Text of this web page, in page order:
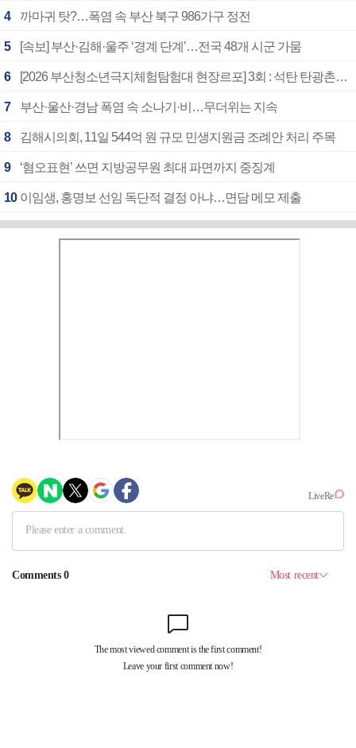
4 까마귀 탓?…폭염 속 부산 북구 986가구 정전
5 [속보] 부산·김해·울주 ‘경계 단계’…전국 48개 시군 가뭄
6 [2026 부산청소년극지체험탐험대 현장르포] 3회 : 석탄 탄광촌에서 북극 연구의 중심지로
7 부산·울산·경남 폭염 속 소나기·비…무더위는 지속
8 김해시의회, 11일 544억 원 규모 민생지원금 조례안 처리 주목
9 ‘혐오표현’ 쓰면 지방공무원 최대 파면까지 중징계
10 이임생, 홍명보 선임 독단적 결정 아냐…면담 메모 제출